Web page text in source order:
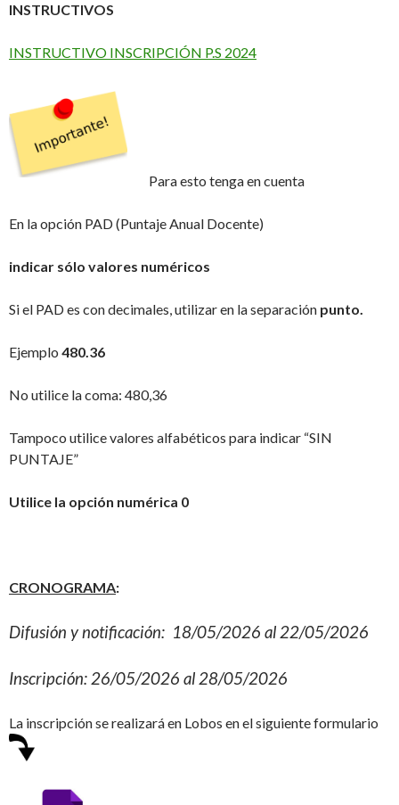
INSTRUCTIVOS
INSTRUCTIVO INSCRIPCIÓN P.S 2024
Para esto tenga en cuenta
En la opción PAD (Puntaje Anual Docente)
indicar sólo valores numéricos
Si el PAD es con decimales, utilizar en la separación punto.
Ejemplo 480.36
No utilice la coma: 480,36
Tampoco utilice valores alfabéticos para indicar “SIN
PUNTAJE”
Utilice la opción numérica 0
CRONOGRAMA:
Difusión y notificación: 18/05/2026 al 22/05/2026
Inscripción: 26/05/2026 al 28/05/2026
La inscripción se realizará en Lobos en el siguiente formulario